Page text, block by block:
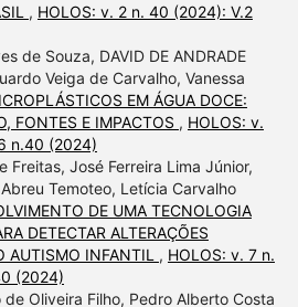
, HOLOS: v. 2 n. 40 (2024): V.2
de Souza, DAVID DE ANDRADE
Veiga de Carvalho, Vanessa
EM ÁGUA DOCE:
FONTES E IMPACTOS , HOLOS: v.
n.40 (2024)
Freitas, José Ferreira Lima Júnior,
Temoteo, Letícia Carvalho
DE UMA TECNOLOGIA
DETECTAR ALTERAÇÕES
AUTISMO INFANTIL , HOLOS: v. 7 n.
(2024)
Oliveira Filho, Pedro Alberto Costa